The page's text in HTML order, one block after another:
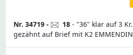
Nr. 34719 - 18 - "36" klar auf 3
gezähnt auf Brief mit K2